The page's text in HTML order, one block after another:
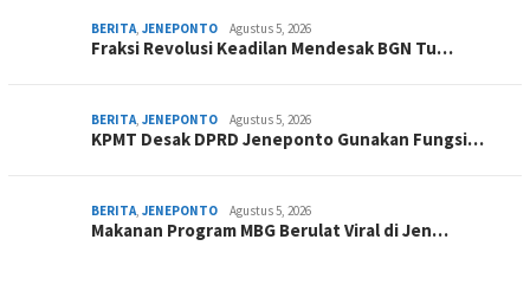
BERITA, JENEPONTO Agustus 5, 2026
Fraksi Revolusi Keadilan Mendesak BGN Tu…
BERITA, JENEPONTO Agustus 5, 2026
KPMT Desak DPRD Jeneponto Gunakan Fungsi…
BERITA, JENEPONTO Agustus 5, 2026
Makanan Program MBG Berulat Viral di Jen…